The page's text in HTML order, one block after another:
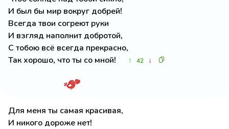
И был бы мир вокруг добрей!
Всегда твои согреют руки
И взгляд наполнит добротой,
С тобою всё всегда прекрасно,
Так хорошо, что ты со мной!
↑ 42 ↓
Для меня ты самая красивая,
И никого дороже нет!